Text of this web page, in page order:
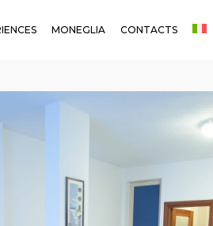
MONEGLIA CONTACTS